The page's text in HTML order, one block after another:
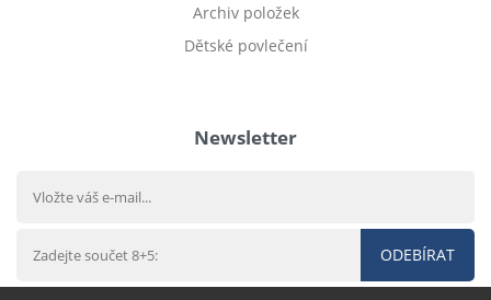
Archiv položek
Dětské povlečení
Newsletter
ODEBÍRAT